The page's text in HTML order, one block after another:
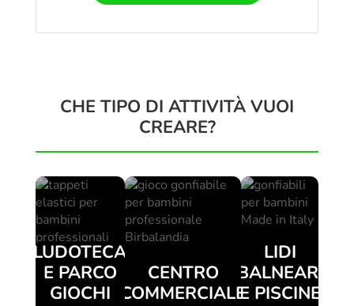
CHE TIPO DI ATTIVITÀ VUOI
CREARE?
LUDOTECA
E PARCO
GIOCHI
CENTRO
COMMERCIALE
LIDI
BALNEARI
E PISCINE